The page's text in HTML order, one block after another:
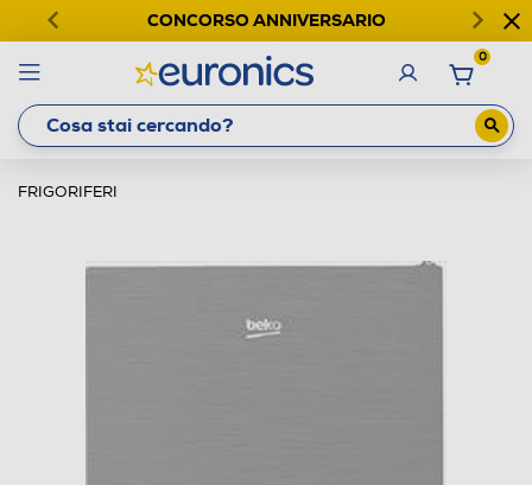
CONCORSO ANNIVERSARIO
0
FRIGORIFERI